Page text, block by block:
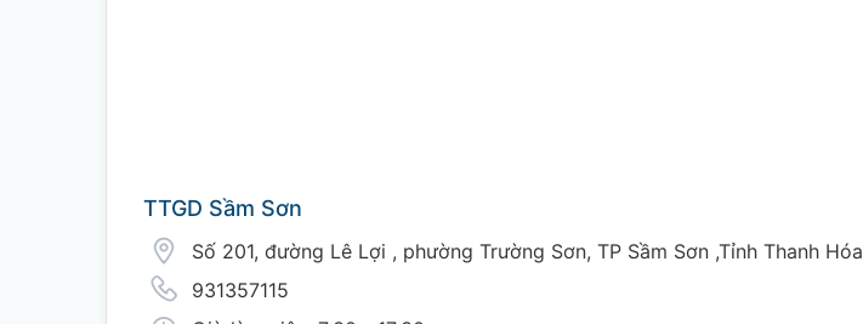
TTGD Sầm Sơn
Số 201, đường Lê Lợi , phường Trường Sơn, TP Sầm Sơn ,Tỉnh Thanh Hóa
931357115